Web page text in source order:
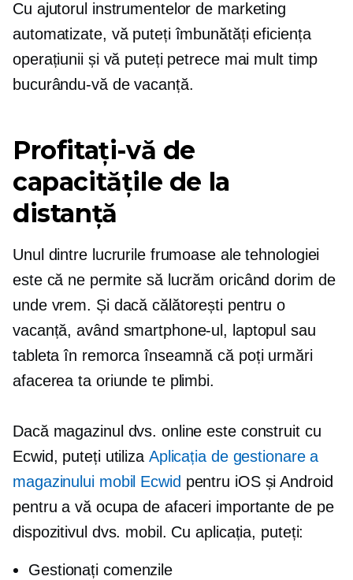
Cu ajutorul instrumentelor de marketing
automatizate, vă puteți îmbunătăți eficiența
operațiunii și vă puteți petrece mai mult timp
bucurându-vă de vacanță.
Profitați-vă de
capacitățile de la
distanță
Unul dintre lucrurile frumoase ale tehnologiei
este că ne permite să lucrăm oricând dorim de
unde vrem. Și dacă călătorești pentru o
vacanță, având smartphone-ul, laptopul sau
tableta în remorca înseamnă că poți urmări
afacerea ta oriunde te plimbi.
Dacă magazinul dvs. online este construit cu
Ecwid, puteți utiliza Aplicația de gestionare a
magazinului mobil Ecwid pentru iOS și Android
pentru a vă ocupa de afaceri importante de pe
dispozitivul dvs. mobil. Cu aplicația, puteți:
Gestionați comenzile